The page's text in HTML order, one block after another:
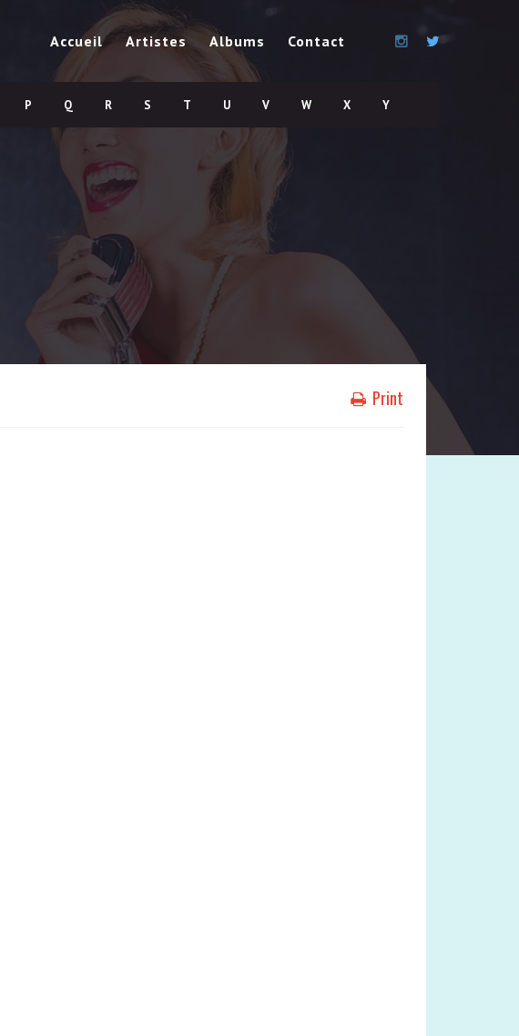
Accueil Artistes Albums Contact
P Q R S T U V W X Y
Print